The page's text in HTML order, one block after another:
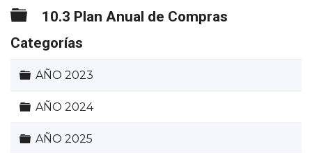
Carpeta
10.3 Plan Anual de Compras
Categorías
Carpeta
AÑO 2023
Carpeta
AÑO 2024
Carpeta
AÑO 2025